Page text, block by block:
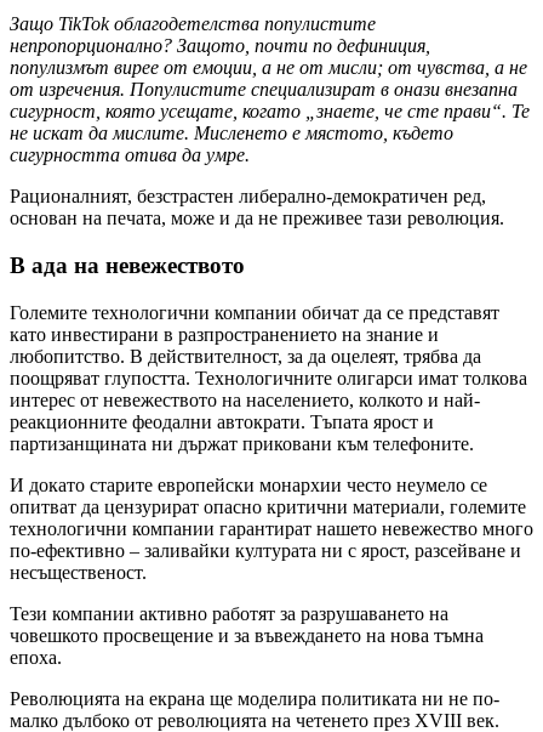
Защо TikTok облагодетелства популистите
непропорционално? Защото, почти по дефиниция,
популизмът вирее от емоции, а не от мисли; от чувства, а не
от изречения. Популистите специализират в онази внезапна
сигурност, която усещате, когато „знаете, че сте прави“. Те
не искат да мислите. Мисленето е мястото, където
сигурността отива да умре.
Рационалният, безстрастен либерално-демократичен ред,
основан на печата, може и да не преживее тази революция.
В ада на невежеството
Големите технологични компании обичат да се представят
като инвестирани в разпространението на знание и
любопитство. В действителност, за да оцелеят, трябва да
поощряват глупостта. Технологичните олигарси имат толкова
интерес от невежеството на населението, колкото и най-
реакционните феодални автократи. Тъпата ярост и
партизанщината ни държат приковани към телефоните.
И докато старите европейски монархии често неумело се
опитват да цензурират опасно критични материали, големите
технологични компании гарантират нашето невежество много
по-ефективно – заливайки културата ни с ярост, разсейване и
несъщественост.
Тези компании активно работят за разрушаването на
човешкото просвещение и за въвеждането на нова тъмна
епоха.
Революцията на екрана ще моделира политиката ни не по-
малко дълбоко от революцията на четенето през XVIII век.